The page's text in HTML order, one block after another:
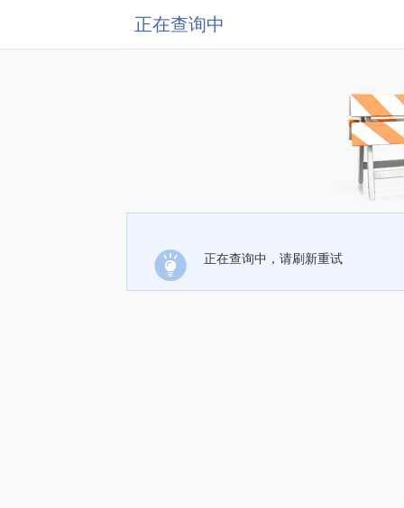
正在查询中
正在查询中，请刷新重试